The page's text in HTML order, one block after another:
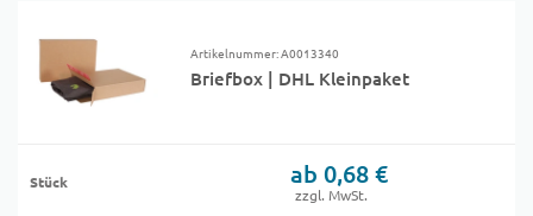
Artikelnummer: A0013340
Briefbox | DHL Kleinpaket
Stück ab 0,68 €
zzgl. MwSt.